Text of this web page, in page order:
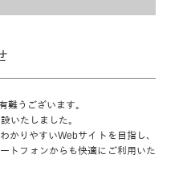
難うございます。
いたしました。
かりやすいWebサイトを目指し、
トフォンからも快適にご利用いた